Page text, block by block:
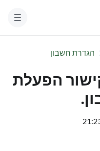
הגדרת חשבון
הפעלת